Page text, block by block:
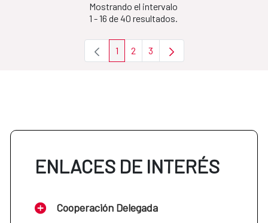
Mostrando el intervalo
1 - 16 de 40 resultados.
Página
1 Página
2 Página
3
ENLACES DE INTERÉS
Cooperación Delegada